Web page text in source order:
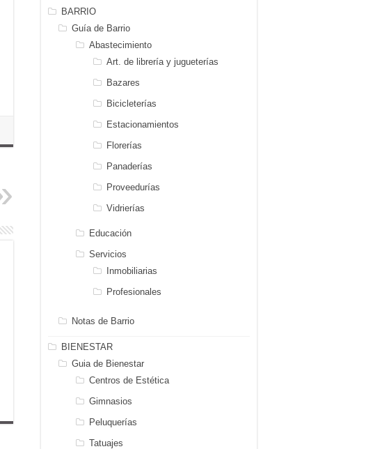
BARRIO
Guía de Barrio
Abastecimiento
Art. de librería y jugueterías
Bazares
Bicicleterías
Estacionamientos
Florerías
Panaderías
Proveedurías
Vidrierías
Educación
Servicios
Inmobiliarias
Profesionales
Notas de Barrio
BIENESTAR
Guia de Bienestar
Centros de Estética
Gimnasios
Peluquerías
Tatuajes